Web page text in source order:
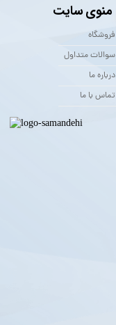
منوی سایت
فروشگاه
سوالات متداول
درباره ما
تماس با ما